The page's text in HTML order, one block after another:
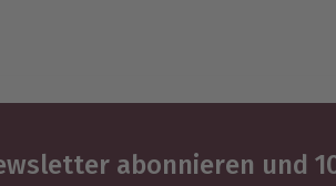
abonnieren und